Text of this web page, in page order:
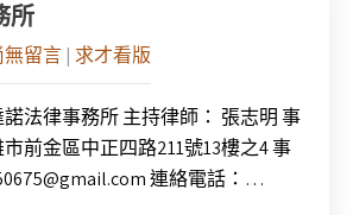
所
無留言 | 求才看版
法律事務所 主持律師： 張志明 事
前金區中正四路211號13樓之4 事
連絡電話：…